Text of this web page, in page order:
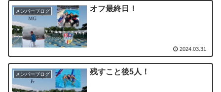
メンバーブログ オフ最終日！
2024.03.31
メンバーブログ 残すこと後5人！